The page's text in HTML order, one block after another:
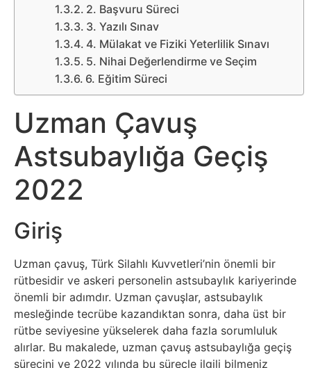
Film
Diğer
Sosyal
Din
Dokümanlar
Download
E-
Devlet
Eğitim
2. Başvuru Süreci
3. Yazılı Sınav
4. Mülakat ve Fiziki Yeterlilik Sınavı
5. Nihai Değerlendirme ve Seçim
6. Eğitim Süreci
Uzman Çavuş
Astsubaylığa Geçiş
2022
Giriş
Uzman çavuş, Türk Silahlı Kuvvetleri’nin önemli bir
rütbesidir ve askeri personelin astsubaylık kariyerinde
önemli bir adımdır. Uzman çavuşlar, astsubaylık
mesleğinde tecrübe kazandıktan sonra, daha üst bir
rütbe seviyesine yükselerek daha fazla sorumluluk
alırlar. Bu makalede, uzman çavuş astsubaylığa geçiş
sürecini ve 2022 yılında bu süreçle ilgili bilmeniz